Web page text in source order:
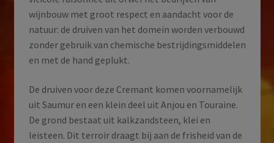
wijnbouw met groot respect en aandacht voor de
natuur: de druiven van het domein worden verbouwd
zonder gebruik van chemische bestrijdingsmiddelen
en met de hand geplukt.
De druiven voor deze Cremant komen voornamelijk
uit Saumur en een klein deel uit Anjou en Touraine.
De grond bestaat uit kalkzandsteen, klei en
leisteen. Dit terroir draagt bij aan de frisheid van de